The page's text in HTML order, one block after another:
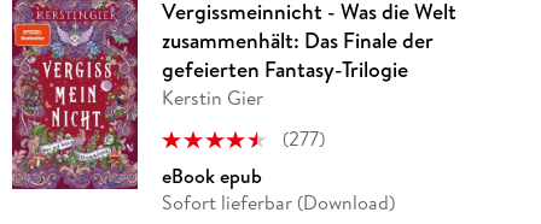
Vergissmeinnicht - Was die Welt
zusammenhält: Das Finale der
gefeierten Fantasy-Trilogie
Kerstin Gier
(277)
eBook epub
Sofort lieferbar (Download)